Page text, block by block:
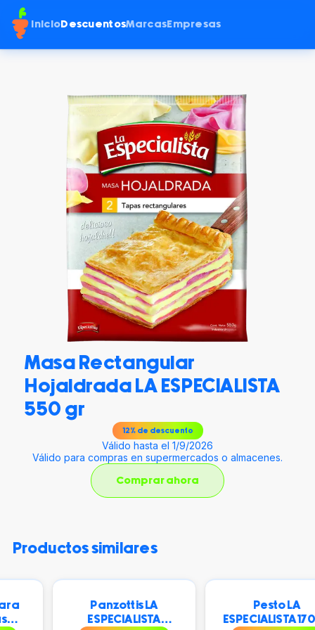
Inicio DescuentosMarcas Empresas
Masa Rectangular
Hojaldrada LA ESPECIALISTA
550 gr
12% de descuento
Válido hasta el 1/9/2026
Válido para compras en supermercados o almacenes.
Comprar ahora
productos similares
Panzottis LA
ESPECIALISTA
Pesto LA
ESPECIALISTA 170 gr